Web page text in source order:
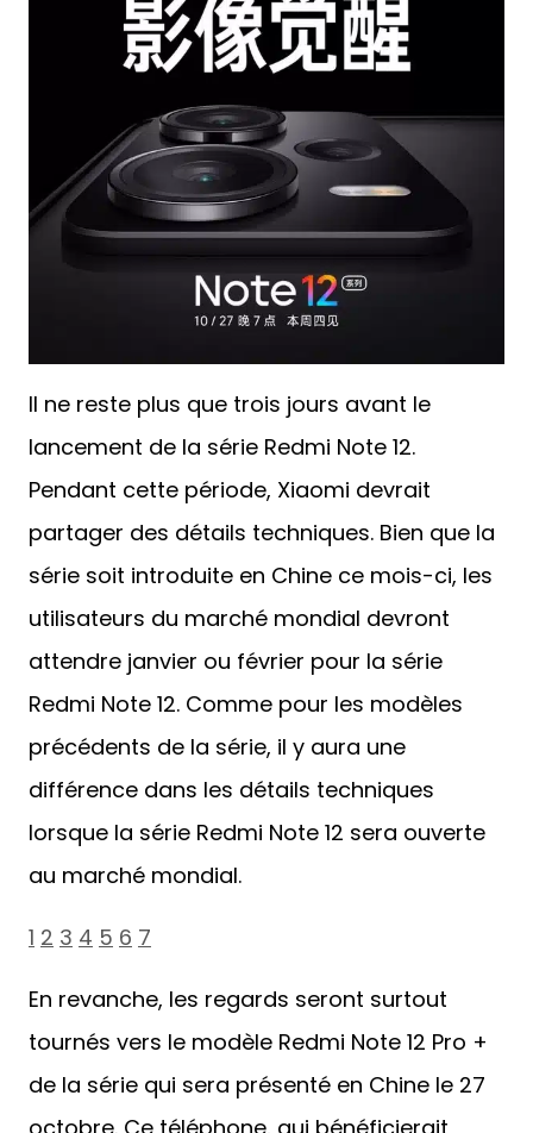
Il ne reste plus que trois jours avant le
lancement de la série Redmi Note 12.
Pendant cette période, Xiaomi devrait
partager des détails techniques. Bien que la
série soit introduite en Chine ce mois-ci, les
utilisateurs du marché mondial devront
attendre janvier ou février pour la série
Redmi Note 12. Comme pour les modèles
précédents de la série, il y aura une
différence dans les détails techniques
lorsque la série Redmi Note 12 sera ouverte
au marché mondial.
1 2 3 4 5 6 7
En revanche, les regards seront surtout
tournés vers le modèle Redmi Note 12 Pro +
de la série qui sera présenté en Chine le 27